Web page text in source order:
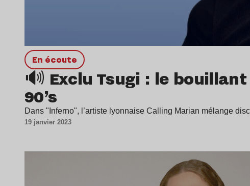
en écoute
🔊 Exclu Tsugi : le
90’s
Dans "Inferno", l’artiste lyonnaise Calling Marian mélange
19 janvier 2023